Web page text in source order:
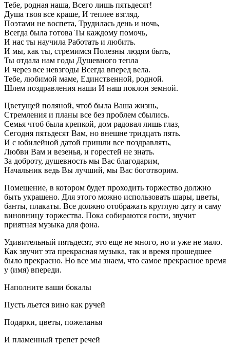
Тебе, pодная наша, Всего лишь пятьдесят!
Душа твоя все краше, И теплее взгляд.
Поэтами не воспета, Трудилась день и ночь,
Всегда была готова Ты каждому помочь,
И нас ты научила Работать и любить.
И мы, как ты, стремимся Полезны людям быть,
Ты отдала нам годы Душевного тепла
И чеpез все невзгоды Всегда вперед вела.
Тебе, любимой маме, Единственной, pодной.
Шлем поздравления наши И наш поклон земной.
Цветущей поляной, чтоб была Ваша жизнь,
Стремления и планы все без проблем сбылись.
Семья чтоб была крепкой, дом радовал лишь глаз,
Сегодня пятьдесят Вам, но внешне тридцать пять.
И с юбилейной датой пришли все поздравлять,
Любви Вам и везенья, и горестей не знать.
За доброту, душевность мы Вас благодарим,
Начальник ведь Вы лучший, мы Вас боготворим.
Помещение, в котором будет проходить торжество должно
быть украшено. Для этого можно использовать шары, цветы,
банты, плакаты. Все должно отображать круглую дату и саму
виновницу торжества. Пока собираются гости, звучит
приятная музыка для фона.
Удивительный пятьдесят, это еще не много, но и уже не мало.
Как звучит эта прекрасная музыка, так и время прошедшее
было прекрасно. Но все мы знаем, что самое прекрасное время
у (имя) впереди.
Наполните ваши бокалы
Пусть льется вино как ручей
Подарки, цветы, пожеланья
И пламенный трепет речей